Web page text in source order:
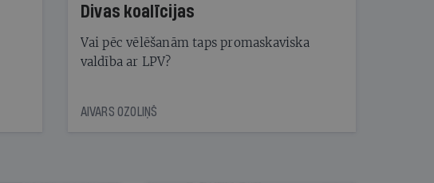
Divas koalīcijas
Vai pēc vēlēšanām taps promaskaviska
valdība ar LPV?
AIVARS OZOLIŅŠ